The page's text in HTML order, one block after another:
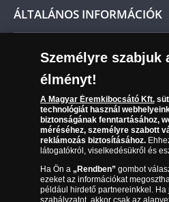
Kézbesítés
Reklamáció
Visszaküldés
Elállási űrlap
Ügyfélszolgálat
Leiratkozás a hírlevélről
Karrier
ÁLTALÁNOS INFORMÁCIÓK
Sütik (cookies) használata
Süti (cookies)Beállítások
Társaságunkról
Az érmék és érmek ára és értéke
Gyakran ismételt kérdések
Adatkezelés
06 80 888 889
(díjmentesen hívható hétfőtől
óra között, péntekenként 9.00
Személyre szabjuk
élményt!
A Magyar Éremkibocsátó Kft.
technológiát használ
biztonságának fenntartásához,
méréséhez, személyre szabott
reklámozás biztosításához.
látogatókról, viselkedésükről és
Ha Ön a „Rendben”gombot
ezeket az információkat
például hirdető partnereinkkel. Ha
szabályzatot, akkor csak az